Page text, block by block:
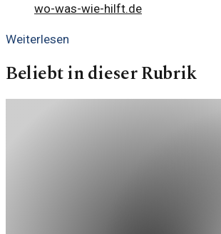
wo-was-wie-hilft.de
Weiterlesen
Beliebt in dieser Rubrik